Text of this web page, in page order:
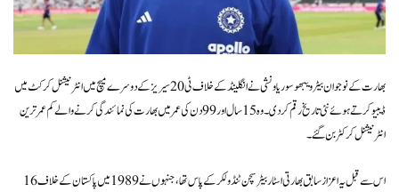
بھارت کے نوجوان بیٹر ویبھو سوریاونشی نے انگلینڈ کے خلاف ٹی20 سیریز کے دوسرے میچ میں انٹرنیشنل کرکٹ میں
ڈیبیو کرتے ہوئے نئی تاریخ رقم کردی۔ وہ 15 سال اور 99 دن کی عمر میں بھارت کی نمائندگی کرنے والے کم عمر ترین
انٹرنیشنل کرکٹر بن گئے۔
اس سے قبل یہ اعزاز سابق بھارتی اسٹار بیٹر سچن ٹنڈولکر کے پاس تھا، جنہوں نے 1989 میں پاکستان کے خلاف 16